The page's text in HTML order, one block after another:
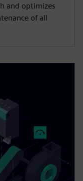
and optimizes
of all